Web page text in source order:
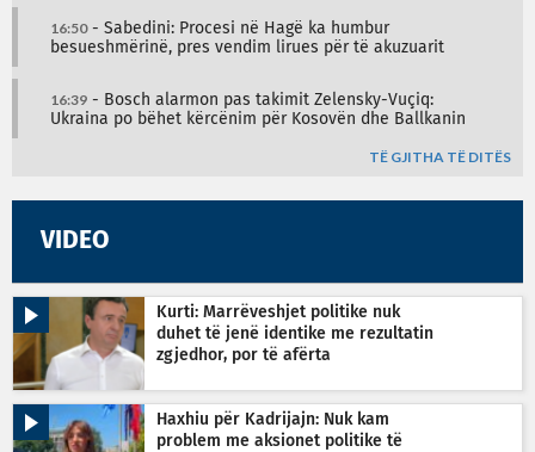
16:50- Sabedini: Procesi në Hagë ka humbur
besueshmërinë, pres vendim lirues për të akuzuarit
16:39 - Bosch alarmon pas takimit Zelensky-Vuçiq:
Ukraina po bëhet kërcënim për Kosovën dhe Ballkanin
TË GJITHA TË DITËS
VIDEO
Kurti: Marrëveshjet politike nuk
duhet të jenë identike me rezultatin
zgjedhor, por të afërta
Haxhiu për Kadrijajn: Nuk kam
problem me aksionet politike të